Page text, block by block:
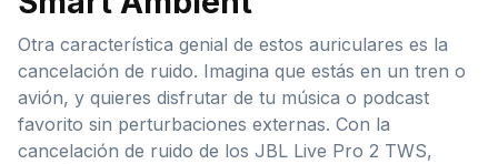
Otra característica genial de estos auriculares es la
cancelación de ruido. Imagina que estás en un tren o
avión, y quieres disfrutar de tu música o podcast
favorito sin perturbaciones externas. Con la
cancelación de ruido de los JBL Live Pro 2 TWS,